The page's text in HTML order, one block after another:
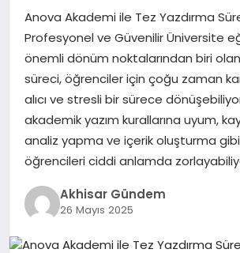
YAŞAM
Anova Akademi ile Tez Yazdırma
Profesyonel ve Güvenilir Üniversite
önemli dönüm noktalarından biri
süreci, öğrenciler için çoğu zaman
alıcı ve stresli bir sürece
akademik yazım kurallarına uyum,
analiz yapma ve içerik oluşturma
öğrencileri ciddi anlamda
Akhisar Gündem
26 Mayıs 2025